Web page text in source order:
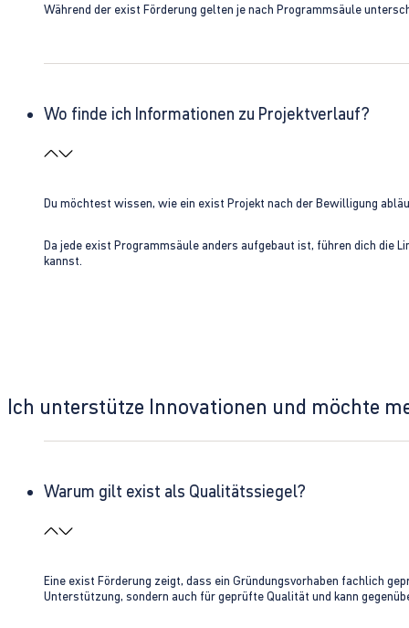
Während der exist Förderung gelten je nach Programmsäule
Wo finde ich Informationen zu Projektverlauf?
Du möchtest wissen, wie ein exist Projekt nach der Bewilligung
Da jede exist Programmsäule anders aufgebaut ist, führen dich die
kannst.
Ich unterstütze Innovationen und möchte
Warum gilt exist als Qualitätssiegel?
Eine exist Förderung zeigt, dass ein Gründungsvorhaben fachlich
Unterstützung, sondern auch für geprüfte Qualität und kann